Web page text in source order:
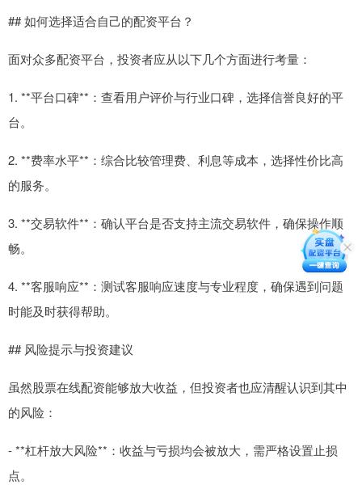
## 如何选择适合自己的配资平台？
面对众多配资平台，投资者应从以下几个方面进行考量：
1. **平台口碑**：查看用户评价与行业口碑，选择信誉良好的平
台。
2. **费率水平**：综合比较管理费、利息等成本，选择性价比高
的服务。
3. **交易软件**：确认平台是否支持主流交易软件，确保操作顺
畅。
4. **客服响应**：测试客服响应速度与专业程度，确保遇到问题
时能及时获得帮助。
## 风险提示与投资建议
虽然股票在线配资能够放大收益，但投资者也应清醒认识到其中
的风险：
- **杠杆放大风险**：收益与亏损均会被放大，需严格设置止损
点。